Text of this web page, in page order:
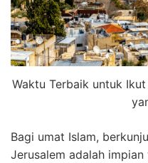
Waktu Terbaik untuk
Bagi umat Islam,
Jerusalem adalah